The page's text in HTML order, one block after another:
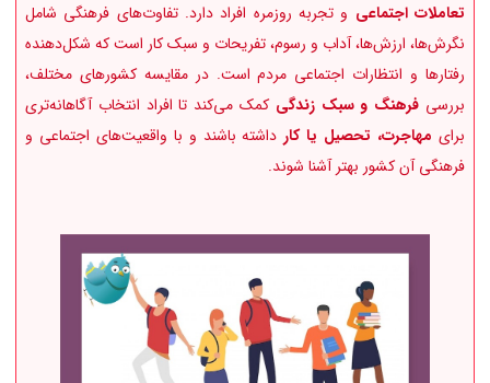
تعاملات اجتماعی و تجربه روزمره افراد دارد. تفاوت‌های فرهنگی شامل
نگرش‌ها، ارزش‌ها، آداب و رسوم، تفریحات و سبک کار است که شکل‌دهنده
رفتارها و انتظارات اجتماعی مردم است. در مقایسه کشورهای مختلف،
بررسی فرهنگ و سبک زندگی کمک می‌کند تا افراد انتخاب آگاهانه‌تری
برای مهاجرت، تحصیل یا کار داشته باشند و با واقعیت‌های اجتماعی و
فرهنگی آن کشور بهتر آشنا شوند.